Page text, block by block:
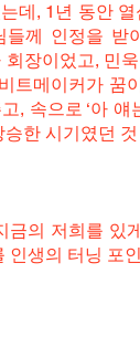
데, 1년 동안
들께 인정을 받
장이었고, 민
트메이커가 꿈
, 속으로 ‘아 얘
한 시기였던
금의 저희를 있
인생의 터닝 포